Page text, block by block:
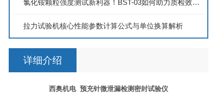
氯化铵颗粒强度测试新利器！BST-03如何助力质检效率提升50%？
拉力试验机核心性能参数计算公式与单位换算解析
详细介绍
西奥机电 预充针微泄漏检测密封试验仪